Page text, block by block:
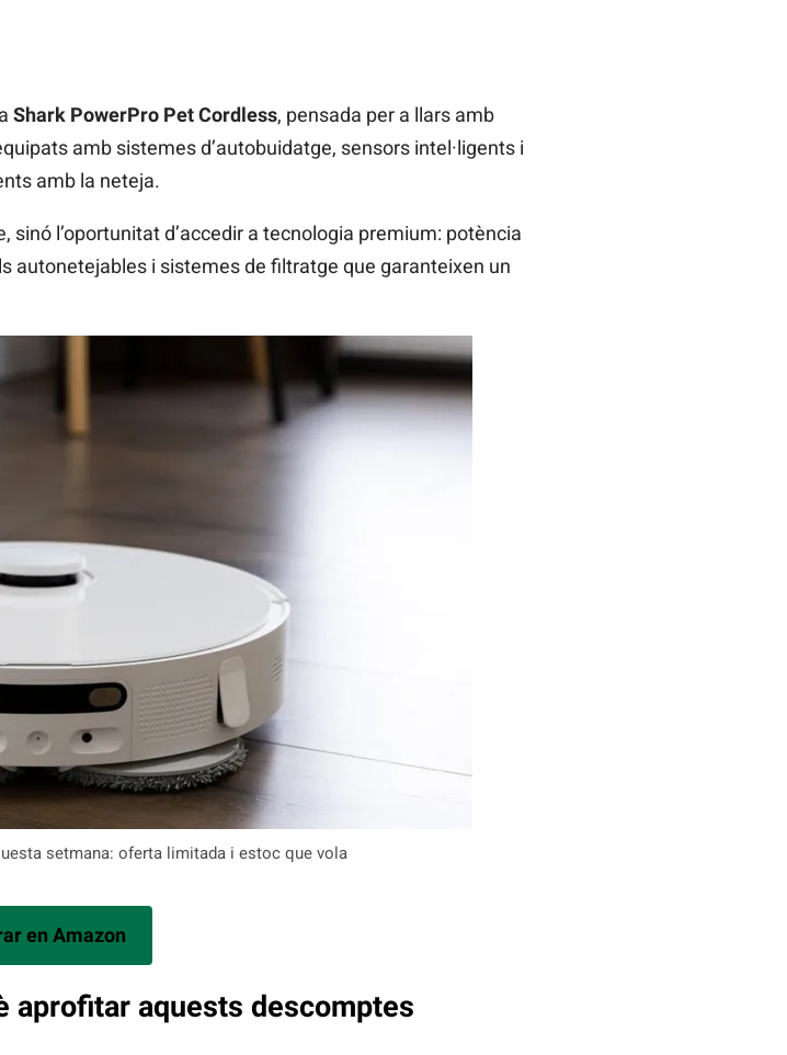
Shark PowerPro Pet Cordless, pensada per a llars amb
amb sistemes d’autobuidatge, sensors intel·ligents i
amb la neteja.
l’oportunitat d’accedir a tecnologia premium: potència
autonetejables i sistemes de filtratge que garanteixen un
setmana: oferta limitada i estoc que vola
en Amazon
aprofitar aquests descomptes